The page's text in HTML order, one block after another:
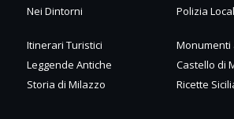
Nei Dintorni
Polizia
Itinerari Turistici
Monumenti
Leggende Antiche
Castello di
Storia di Milazzo
Ricette